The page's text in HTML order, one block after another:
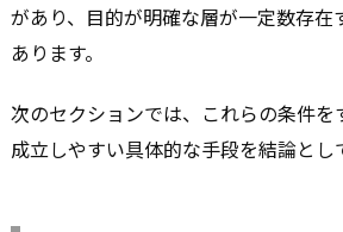
があり、目的が明確な層が一定数存在
あります。
次のセクションでは、これらの条件を
成立しやすい具体的な手段を結論とし